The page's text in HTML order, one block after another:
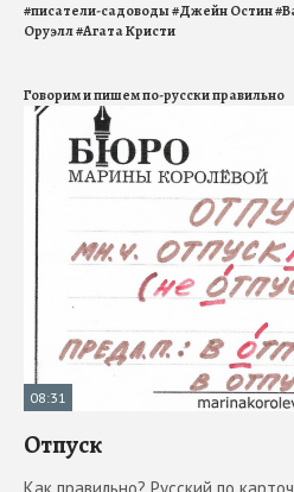
#писатели-садоводы#Джейн Остин#
Оруэлл#Агата Кристи
Говорим и пишем по-русски правильно
08:31
Отпуск
Как правильно? Русский по